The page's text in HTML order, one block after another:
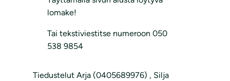
lomake!
Tai tekstiviestitse numeroon 050
538 9854
Tiedustelut Arja (0405689976) , Silja